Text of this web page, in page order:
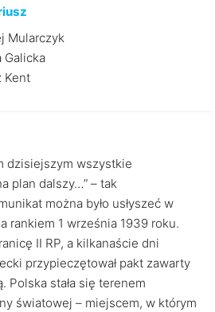
Mularczyk
Galicka
Kent
dzisiejszym wszystkie
plan dalszy…” – tak
można było usłyszeć w
rankiem 1 września 1939 roku.
II RP, a kilkanaście dni
przypieczętował pakt zawarty
Polska stała się terenem
światowej – miejscem, w którym